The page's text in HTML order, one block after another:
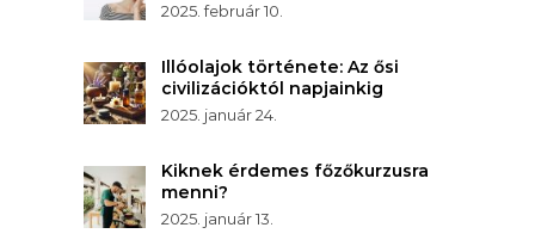
2025. február 10.
Illóolajok története: Az ősi
civilizációktól napjainkig
2025. január 24.
Kiknek érdemes főzőkurzusra
menni?
2025. január 13.